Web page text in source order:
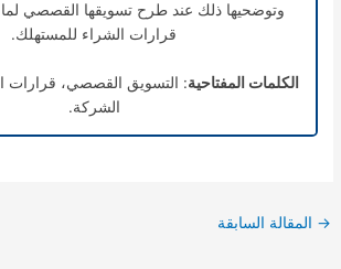
وتوضحيها ذلك عند طرح تسويقها القصصي
قرارات الشراء للمستهلك.
الكلمات المفتاحية: التسويق القصصي، قرارات
الشركة.
→ المقالة السابقة